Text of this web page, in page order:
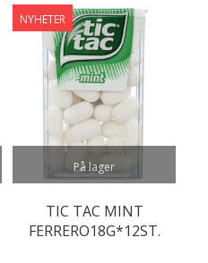
På lager
NYHETER
TIC TAC MINT
FERRERO18G*12ST.